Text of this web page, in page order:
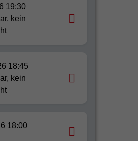
19:30
kein
18:45
kein
18:00